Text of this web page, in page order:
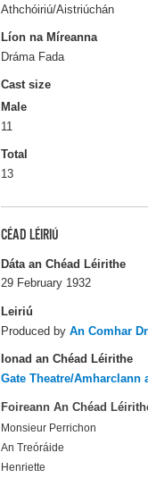
Athchóiriú/Aistriúchán
Líon na Míreanna
Dráma Fada
Cast size
Male
11
Total
13
CÉAD LÉIRIÚ
Dáta an Chéad Léirithe
29 February 1932
Leiriú
Produced by An Comhar
Ionad an Chéad Léirithe
Gate Theatre/Amharclann
Foireann An Chéad
Monsieur Perrichon
An Treóráide
Henriette